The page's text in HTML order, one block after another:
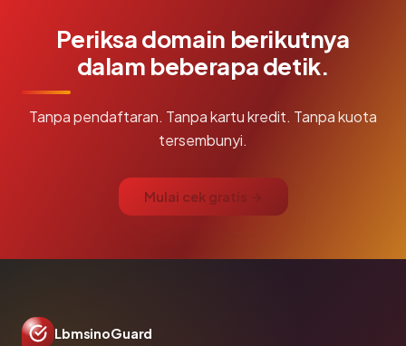
Periksa domain berikutnya
dalam beberapa detik.
Tanpa pendaftaran. Tanpa kartu kredit. Tanpa kuota
tersembunyi.
Mulai cek gratis →
LbmsinoGuard